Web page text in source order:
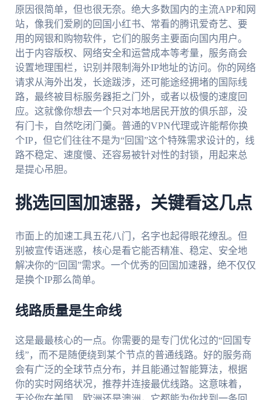
原因很简单，但也很无奈。绝大多数国内的主流APP和网
站，像我们爱刷的回国小红书、常看的腾讯爱奇艺、要
用的网银和购物软件，它们的服务主要面向国内用户。
出于内容版权、网络安全和运营成本等考量，服务商会
设置地理围栏，识别并限制海外IP地址的访问。你的网络
请求从海外出发，长途跋涉，还可能途经拥堵的国际线
路，最终被目标服务器拒之门外，或者以极慢的速度回
应。这就像你想去一个只对本地居民开放的俱乐部，没
有门卡，自然吃闭门羹。普通的VPN代理或许能帮你换
个IP，但它们往往不是为“回国”这个特殊需求设计的，线
路不稳定、速度慢、还容易被针对性的封锁，用起来总
是提心吊胆。
挑选回国加速器，关键看这几点
市面上的加速工具五花八门，名字也起得眼花缭乱。但
别被宣传语迷惑，核心是看它能否精准、稳定、安全地
解决你的“回国”需求。一个优秀的回国加速器，绝不仅仅
是换个IP那么简单。
线路质量是生命线
这是最最核心的一点。你需要的是专门优化过的“回国专
线”，而不是随便绕到某个节点的普通线路。好的服务商
会有广泛的全球节点分布，并且能通过智能算法，根据
你的实时网络状况，推荐并连接最优线路。这意味着，